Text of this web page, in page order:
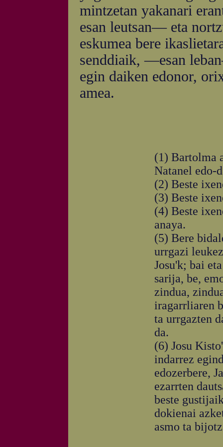
mintzetan yakanari
esan leutsan— eta
eskumea bere
senddiaik, —esan
egin daiken edonor,
amea.
(1) Bartolma
Natanel edo-
(2) Beste
(3) Beste
(4) Beste
anaya.
(5) Bere
urrgazi
Josu'k; bai
sarija, be,
zindua,
iragarrliaren
ta urrgazten
da.
(6) Josu
indarrez
edozerbere,
ezarrten
beste
dokienai
asmo ta